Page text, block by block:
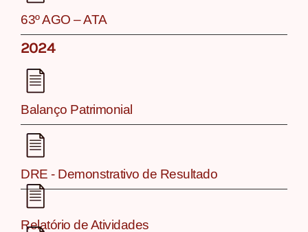
63º AGO – ATA
2024
Balanço Patrimonial
DRE - Demonstrativo de Resultado
Relatório de Atividades